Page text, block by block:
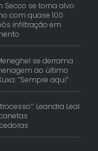
Secco se torna alvo
com quase 100
infiltração em
se derrama
ao último
“Sempre aqui”
Leandra Leal